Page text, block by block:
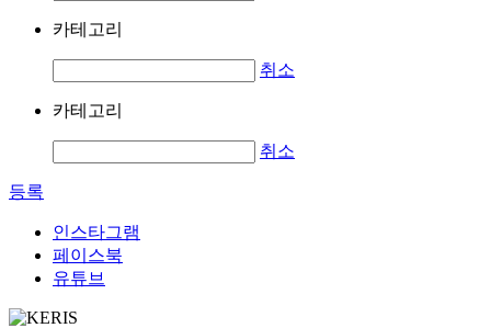
카테고리
취소
카테고리
취소
등록
인스타그램
페이스북
유튜브